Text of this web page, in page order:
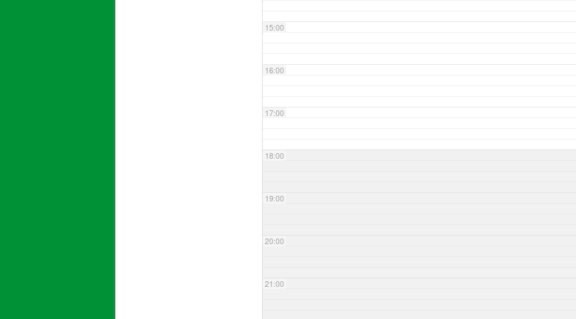
15:00
16:00
17:00
18:00
19:00
20:00
21:00